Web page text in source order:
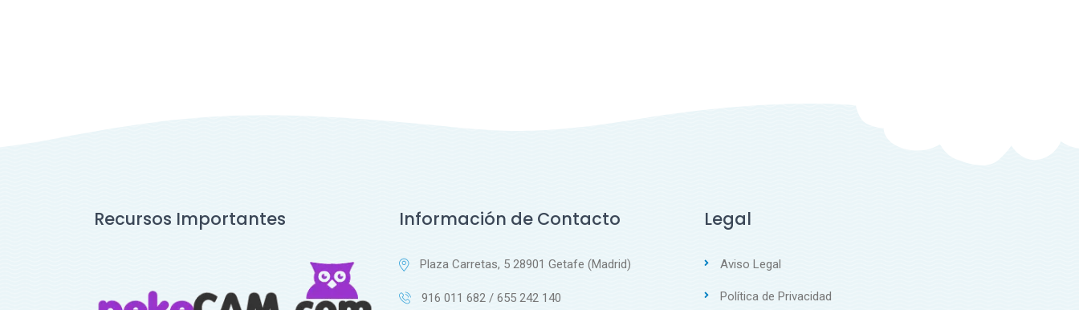
Recursos Importantes Información de Contacto
Plaza Carretas, 5 28901 Getafe (Madrid)
916 011 682 / 655 242 140
Legal
Aviso Legal
Política de Privacidad